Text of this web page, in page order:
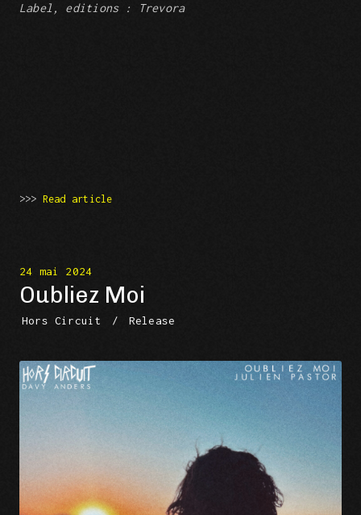
Label, editions : Trevora
>>> Read article
24 mai 2024
Oubliez Moi
Hors Circuit / Release